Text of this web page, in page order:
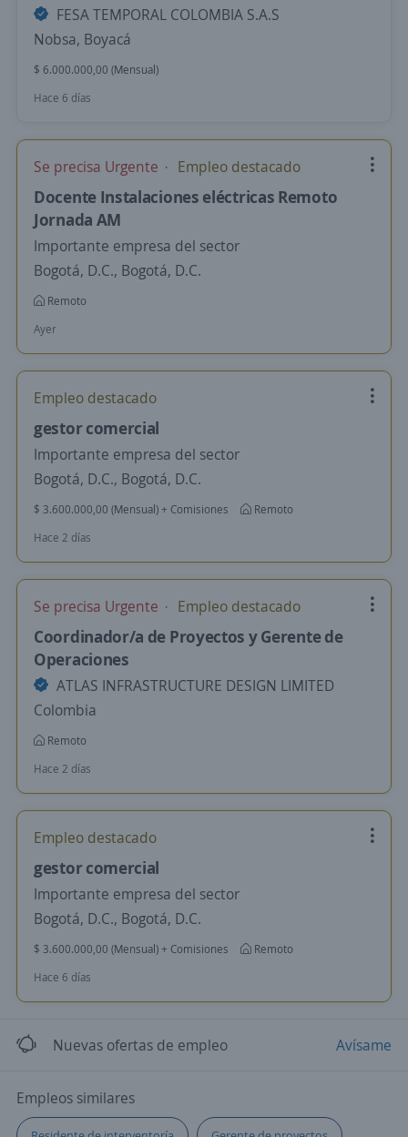
FESA TEMPORAL COLOMBIA S.A.S
Nobsa, Boyacá
$ 6.000.000,00 (Mensual)
Hace 6 días
Se precisa Urgente Empleo destacado
Docente Instalaciones eléctricas Remoto
Jornada AM
Importante empresa del sector
Bogotá, D.C., Bogotá, D.C.
Remoto
Ayer
Empleo destacado
gestor comercial
Importante empresa del sector
Bogotá, D.C., Bogotá, D.C.
$ 3.600.000,00 (Mensual) + Comisiones
Remoto
Hace 2 días
Se precisa Urgente Empleo destacado
Coordinador/a de Proyectos y Gerente de
Operaciones
ATLAS INFRASTRUCTURE DESIGN LIMITED
Colombia
Remoto
Hace 2 días
Empleo destacado
gestor comercial
Importante empresa del sector
Bogotá, D.C., Bogotá, D.C.
$ 3.600.000,00 (Mensual) + Comisiones
Remoto
Hace 6 días
Nuevas ofertas de empleo Avísame
Empleos similares